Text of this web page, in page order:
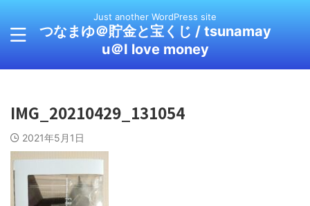
Just another WordPress site
つなまゆ＠貯金と宝くじ / tsunamay
u＠I love money
IMG_20210429_131054
2021年5月1日